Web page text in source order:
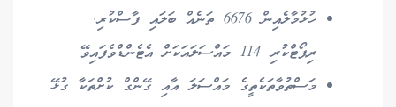
ހުޅުމާލެއިން 6676 ތަނެއް ބަލައި ފާސްކުރި.
ރިޕޯޓްކުރި 114 މައްސަލައަކަށް އެޓެންޑްވެފައިވޭ
މަސްތުވާތަކެތީގެ މައްސަލަ އާއި ގޭންގް ކުށްތަކާ ގުޅޭ